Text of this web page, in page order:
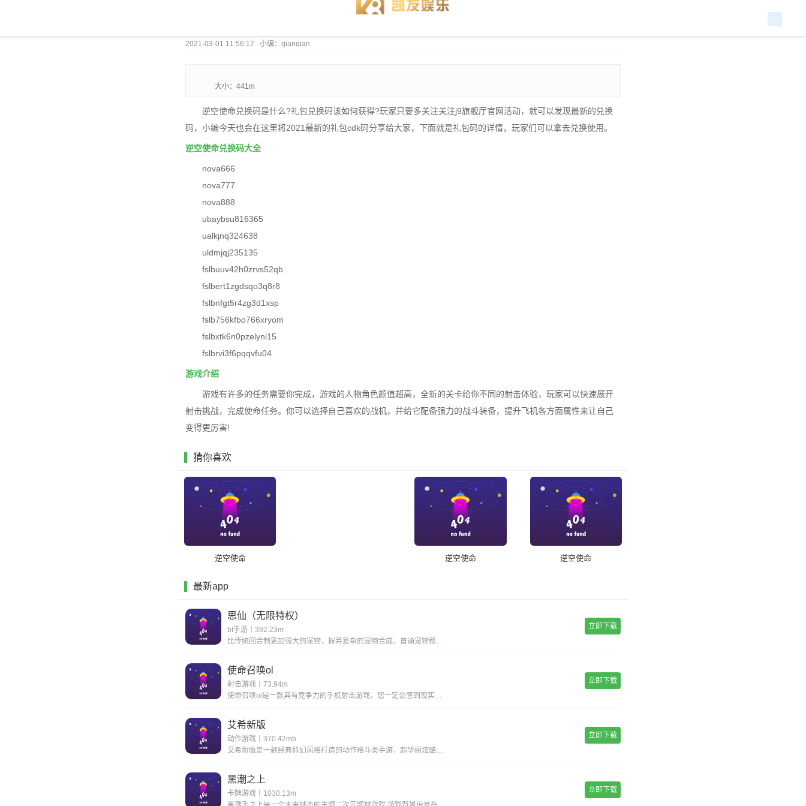
2021-03-01 11:56:17 小编：qianqian
大小：441m
逆空使命兑换码是什么?礼包兑换码该如何获得?玩家只要多关注关注j9旗舰厅官网活动，就可以发现最新的兑换
码，小编今天也会在这里将2021最新的礼包cdk码分享给大家，下面就是礼包码的详情，玩家们可以拿去兑换使用。
逆空使命兑换码大全
nova666
nova777
nova888
ubaybsu816365
ualkjnq324638
uldmjqj235135
fslbuuv42h0zrvs52qb
fslbert1zgdsqo3q8r8
fslbnfgt5r4zg3d1xsp
fslb756kfbo766xryom
fslbxtk6n0pzelyni15
fslbrvi3f6pqqvfu04
游戏介绍
游戏有许多的任务需要你完成，游戏的人物角色颜值超高，全新的关卡给你不同的射击体验，玩家可以快速展开
射击挑战，完成使命任务。你可以选择自己喜欢的战机，并给它配备强力的战斗装备，提升飞机各方面属性来让自己
变得更厉害!
猜你喜欢
逆空使命 逆空使命 逆空使命
最新app
思仙（无限特权）
bt手游丨392.23m
比传统回合制更加强大的宠物，摒弃复杂的宠物合成，普通宠物都可以拥有15技能，更有逆天宠物神技，带你体验不一样的宠物养成。一键挂机，解放双手不用肝;无限商城，一莲玉领全奖励;首充神技，助你成就大侠路;满vip，登录就送v15。
立即下载
使命召唤ol
射击游戏丨73.94m
使命召唤ol是一款具有竞争力的手机射击游戏。您一定会感到现实，丰富您的游戏体验并完成各种战斗任务以获得丰厚的回报。逼真的惊人武器带来了开创性的战斗，同时遵循经典的世界观并添加了全新的游戏玩法，玩家可以感受到射击的最大乐趣，并且玩家可以更好地
立即下载
艾希新版
动作游戏丨370.42mb
艾希新版是一款经典科幻风格打造的动作格斗类手游，超华丽炫酷的场景地图给你带来无与伦比的视觉享受，进入这个独特的世界当中展开精彩绝伦的战斗旅程，享受前所未有的爽快动作打击手感!艾希新版游戏亮点丰富的场景地图，超科幻的未来场景多样化的武器选择，
立即下载
黑潮之上
卡牌游戏丨1030.13m
立即下载